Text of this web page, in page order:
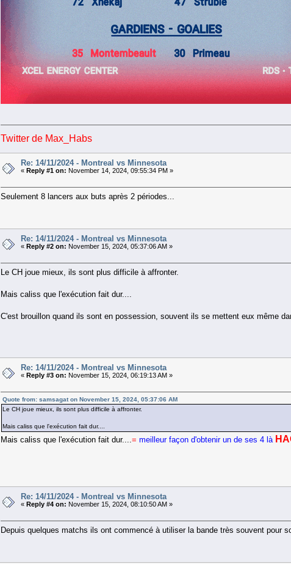
Twitter de Max_Habs
Re: 14/11/2024 - Montreal vs Minnesota
« Reply #1 on: November 14, 2024, 09:55:34 PM »
Seulement 8 lancers aux buts après 2 périodes...
Re: 14/11/2024 - Montreal vs Minnesota
« Reply #2 on: November 15, 2024, 05:37:06 AM »
Le CH joue mieux, ils sont plus difficile à affronter.
Mais caliss que l'exécution fait dur....
C'est brouillon quand ils sont en possession, souvent ils se mettent eux même
Re: 14/11/2024 - Montreal vs Minnesota
« Reply #3 on: November 15, 2024, 06:19:13 AM »
Quote from: samsagat on November 15, 2024, 05:37:06 AM
Le CH joue mieux, ils sont plus difficile à affronter.
Mais caliss que l'exécution fait dur....
Mais caliss que l'exécution fait dur....=meilleur façon d'obtenir un de ses 4 là
Re: 14/11/2024 - Montreal vs Minnesota
« Reply #4 on: November 15, 2024, 08:10:50 AM »
Depuis quelques matchs ils ont commencé à utiliser la bande très souvent pour